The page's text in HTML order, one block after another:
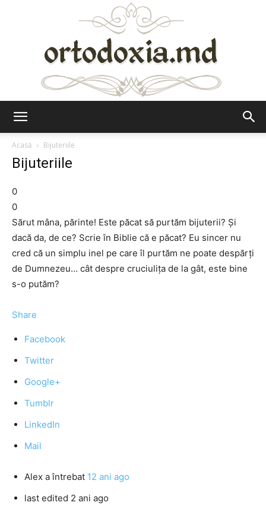
Acasă
Bijuteriile
Bijuteriile
0
0
Sărut mâna, părinte! Este păcat să purtăm bijuterii? Și
dacă da, de ce? Scrie în Biblie că e păcat? Eu sincer nu
cred că un simplu inel pe care îl purtăm ne poate despărți
de Dumnezeu… cât despre cruciulița de la gât, este bine
s-o putăm?
Share
Facebook
Twitter
Google+
Tumblr
LinkedIn
Mail
Alex a întrebat 12 ani ago
last edited 2 ani ago